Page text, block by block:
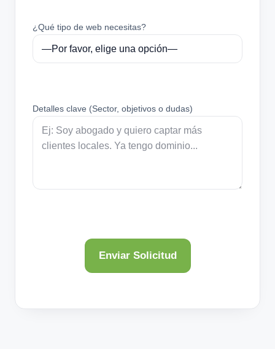
¿Qué tipo de web necesitas?
Detalles clave (Sector, objetivos o dudas)